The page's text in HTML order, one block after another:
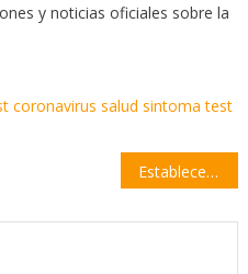
y noticias oficiales sobre la
coronavirus salud sintoma test
Establecen un permiso de circulación para trabajadores privados